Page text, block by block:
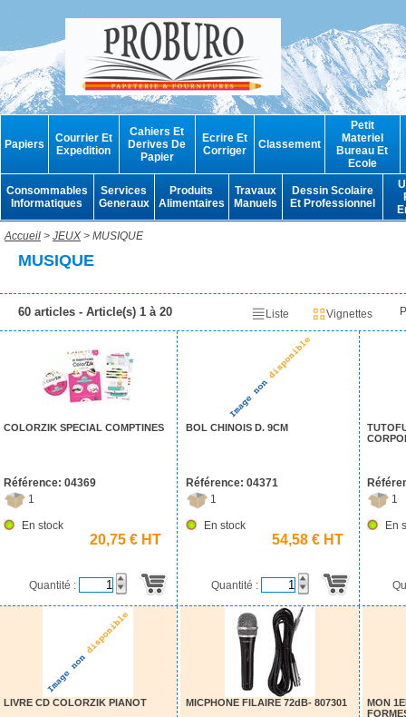
Papiers
Courrier Et
Expedition
Cahiers Et
Derives De
Papier
Ecrire Et
Corriger
Classement
Petit
Materiel
Bureau Et
Ecole
Consommables
Informatiques
Services
Generaux
Produits
Alimentaires
Travaux
Manuels
Dessin Scolaire
Et Professionnel
Accueil > JEUX > MUSIQUE
MUSIQUE
60 articles - Article(s) 1 à 20 Liste Vignettes
COLORZIK SPECIAL COMPTINES
Référence: 04369
1
En stock
20,75 € HT
Quantité :
BOL CHINOIS D. 9CM
Référence: 04371
1
En stock
54,58 € HT
Quantité :
1
En
LIVRE CD COLORZIK PIANOT MICPHONE FILAIRE 72dB- 807301
MON